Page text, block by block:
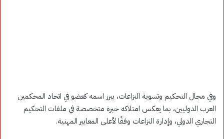
وفي مجال التحكيم وتسوية النزاعات، يبرز اسمه كعضو في اتحاد المحكمين
العرب الدوليين، بما يعكس امتلاكه خبرة متخصصة في ملفات التحكيم
التجاري الدولي، وإدارة النزاعات وفقًا لأعلى المعايير المهنية.